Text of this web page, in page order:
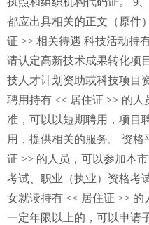
都应出具相关的正文（原件
证 >> 相关待遇 科技活动持
请认定高新技术成果转化项
技人才计划资助或科技项目
聘用持有 << 居住证 >> 的
准，可以以短期聘用，项目
用，提供相关的服务。 资
证 >> 的人员，可以参加本
考试、职业（执业）资格考
女就读持有 << 居住证 >>
一定年限以上的，可以申请